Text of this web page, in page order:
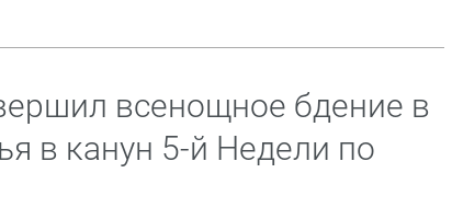
всенощное бдение в
в канун 5-й Недели по